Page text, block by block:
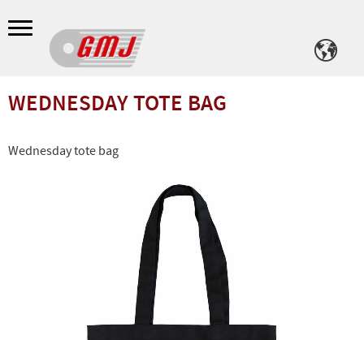
Meny
WEDNESDAY TOTE BAG
Wednesday tote bag